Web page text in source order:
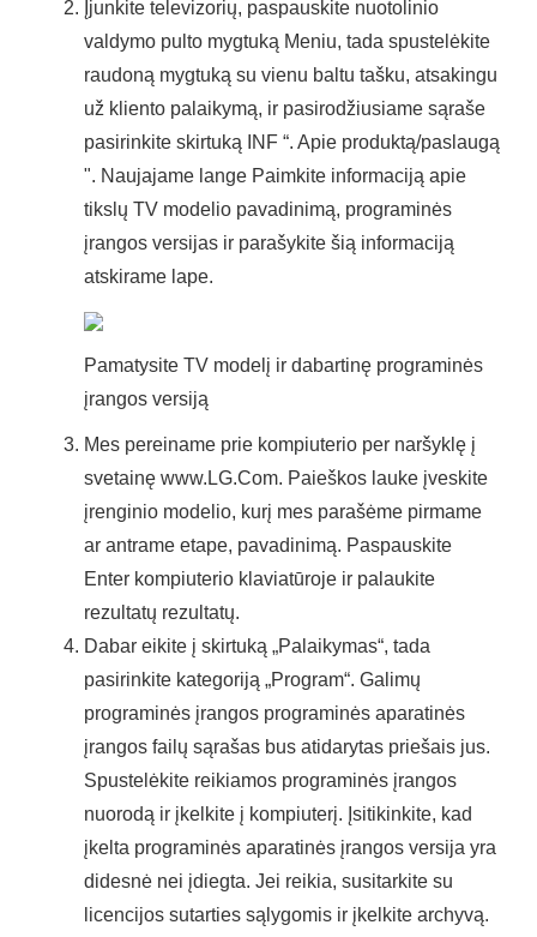
Įjunkite televizorių, paspauskite nuotolinio
valdymo pulto mygtuką Meniu, tada spustelėkite
raudoną mygtuką su vienu baltu tašku, atsakingu
už kliento palaikymą, ir pasirodžiusiame sąraše
pasirinkite skirtuką INF “. Apie produktą/paslaugą
". Naujajame lange Paimkite informaciją apie
tikslų TV modelio pavadinimą, programinės
įrangos versijas ir parašykite šią informaciją
atskirame lape.
Pamatysite TV modelį ir dabartinę programinės
įrangos versiją
Mes pereiname prie kompiuterio per naršyklę į
svetainę www.LG.Com. Paieškos lauke įveskite
įrenginio modelio, kurį mes parašėme pirmame
ar antrame etape, pavadinimą. Paspauskite
Enter kompiuterio klaviatūroje ir palaukite
rezultatų rezultatų.
Dabar eikite į skirtuką „Palaikymas“, tada
pasirinkite kategoriją „Program“. Galimų
programinės įrangos programinės aparatinės
įrangos failų sąrašas bus atidarytas priešais jus.
Spustelėkite reikiamos programinės įrangos
nuorodą ir įkelkite į kompiuterį. Įsitikinkite, kad
įkelta programinės aparatinės įrangos versija yra
didesnė nei įdiegta. Jei reikia, susitarkite su
licencijos sutarties sąlygomis ir įkelkite archyvą.